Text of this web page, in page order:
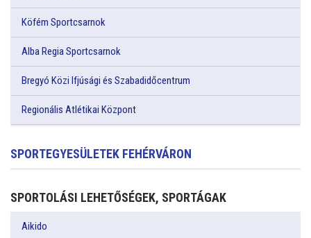
Köfém Sportcsarnok
Alba Regia Sportcsarnok
Bregyó Közi Ifjúsági és Szabadidőcentrum
Regionális Atlétikai Központ
SPORTEGYESÜLETEK FEHÉRVÁRON
SPORTOLÁSI LEHETŐSÉGEK, SPORTÁGAK
Aikido